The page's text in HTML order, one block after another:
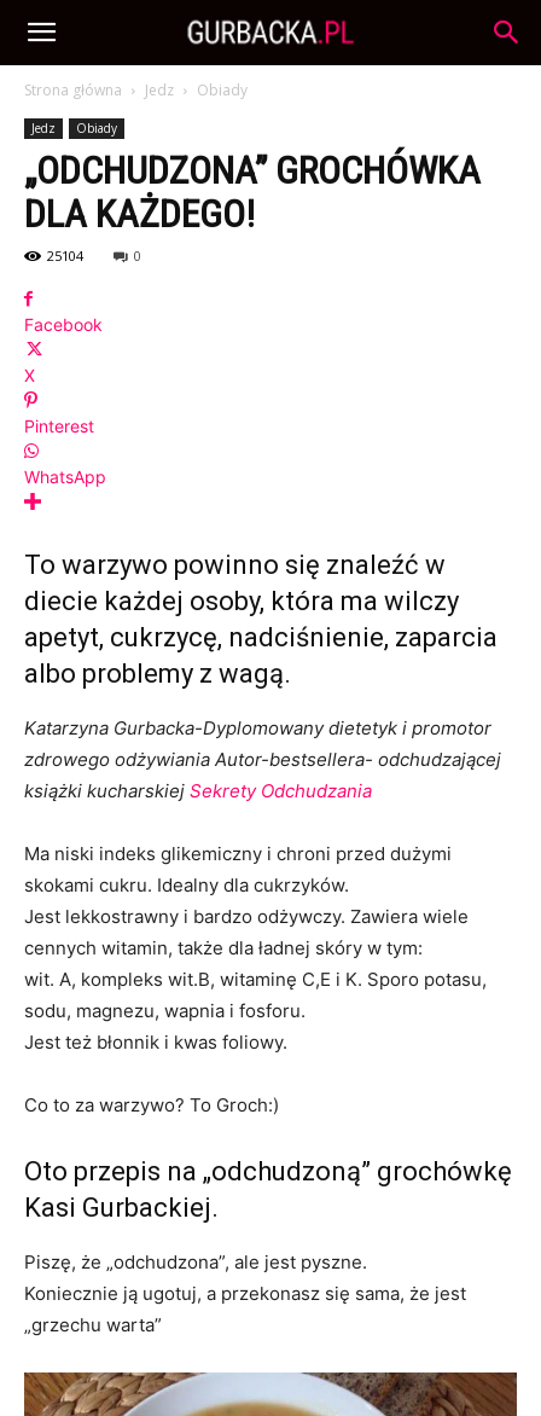
Strona główna Jedz Obiady
Jedz Obiady
„ODCHUDZONA” GROCHÓWKA
DLA KAŻDEGO!
25104 0
Facebook
X
Pinterest
WhatsApp
To warzywo powinno się znaleźć w
diecie każdej osoby, która ma wilczy
apetyt, cukrzycę, nadciśnienie, zaparcia
albo problemy z wagą.
Katarzyna Gurbacka-Dyplomowany dietetyk i promotor
zdrowego odżywiania Autor-bestsellera- odchudzającej
książki kucharskiej Sekrety Odchudzania
Ma niski indeks glikemiczny i chroni przed dużymi
skokami cukru. Idealny dla cukrzyków.
Jest lekkostrawny i bardzo odżywczy. Zawiera wiele
cennych witamin, także dla ładnej skóry w tym:
wit. A, kompleks wit.B, witaminę C,E i K. Sporo potasu,
sodu, magnezu, wapnia i fosforu.
Jest też błonnik i kwas foliowy.
Co to za warzywo? To Groch:)
Oto przepis na „odchudzoną” grochówkę
Kasi Gurbackiej.
Piszę, że „odchudzona”, ale jest pyszne.
Koniecznie ją ugotuj, a przekonasz się sama, że jest
„grzechu warta”